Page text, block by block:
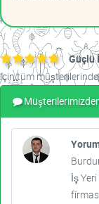
Güçlü
için tüm
İş